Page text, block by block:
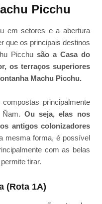
Picchu
em setores e a abertura
que os principais destinos
Picchu são a Casa do
os terraços superiores
Machu Picchu.
principalmente
Ou seja, elas nos
antigos colonizadores
mesma forma, é possível
com as belas
tirar.
(Rota 1A)